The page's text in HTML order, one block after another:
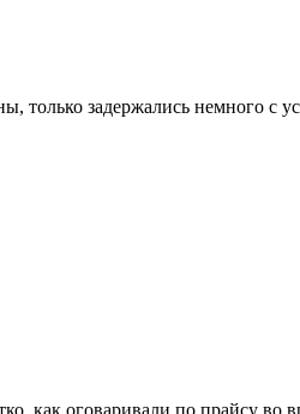
только задержались немного с
как оговаривали по прайсу во